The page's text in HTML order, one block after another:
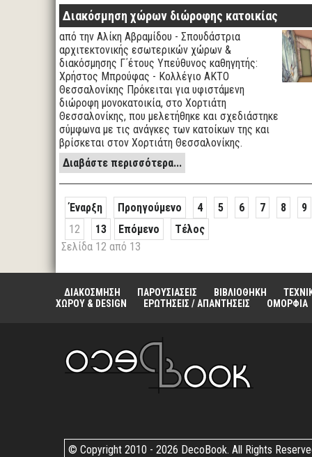
Διακόσμηση χώρων διώροφης κατοικίας
από την Αλίκη Αβραμίδου - Σπουδάστρια
αρχιτεκτονικής εσωτερικών χώρων &
διακόσμησης Γ΄έτους Υπεύθυνος καθηγητής:
Χρήστος Μπρούφας - Κολλέγιο ΑΚΤΟ
Θεσσαλονίκης Πρόκειται για υφιστάμενη
διώροφη μονοκατοικία, στο Χορτιάτη
Θεσσαλονίκης, που μελετήθηκε και σχεδιάστηκε
σύμφωνα με τις ανάγκες των κατοίκων της και
βρίσκεται στον Χορτιάτη Θεσσαλονίκης.
Διαβάστε περισσότερα...
Έναρξη Προηγούμενο 4 5 6 7 8
9
12
13 Επόμενο
Τέλος
Σελίδα 12 από 13
ΔΙΑΚΟΣΜΗΣΗ ΠΑΡΟΥΣΙΑΣΕΙΣ ΒΙΒΛΙΟΘΗΚΗ
ΧΩΡΟΥ & DESIGN
ΕΡΩΤΗΣΕΙΣ / ΑΠΑΝΤΗΣΕΙΣ ΟΜΟΡΦΙΑ
© Copyright 2010 - 2026 DecoBook. All Rights